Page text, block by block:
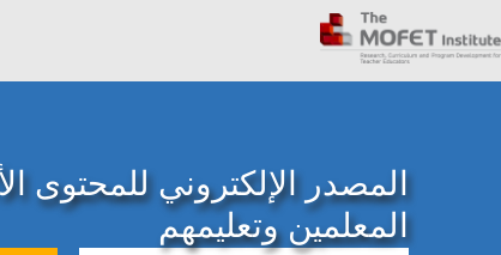
المصدر الإلكتروني للمحتوى
المعلمين وتعليمهم